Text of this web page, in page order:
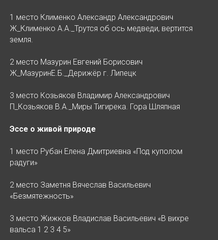
1 место Клименко Александр Александрович
Ж_Клименко А.А._Трутся об ось медведи, вертится
земля.
2 место Мазурин Евгений Борисович
Ж_МазуринЕ.Б._Дерижёр г. Липецк
3 место Козьяков Владимир Александрович
П_Козьяков В.А._Миры Тигирека. Гора Шляпная
Эссе о живой природе
1 место Рубан Елена Дмитриевна «Под куполом
радуги»
2 место Заметня Вячеслав Васильевич
«Безмятежность»
3 место Жижков Владислав Васильевич «В вихре
вальса 1 2 3 4 5»